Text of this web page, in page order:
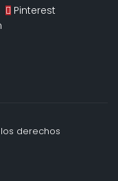
Pinterest
derechos